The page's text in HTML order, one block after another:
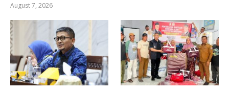
August 7, 2026